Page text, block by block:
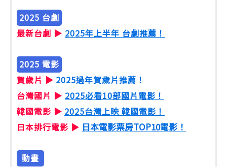
2025 台劇
最新台劇 ▶ 2025年上半年 台劇推薦！
2025 電影
賀歲片 ▶ 2025過年賀歲片推薦！
台灣國片 ▶ 2025必看10部國片電影！
韓國電影 ▶ 2025台灣上映 韓國電影！
日本排行電影 ▶ 日本電影票房TOP10電影！
動畫